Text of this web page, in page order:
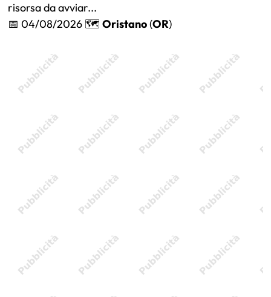
risorsa da avviar...
📅 04/08/2026 🗺️Oristano(OR)